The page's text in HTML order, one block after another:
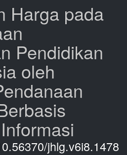
Harga pada
Pendidikan
oleh
jhlg.v6i8.1478